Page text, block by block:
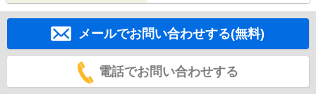
メールでお問い合わせする(無料)
電話でお問い合わせする